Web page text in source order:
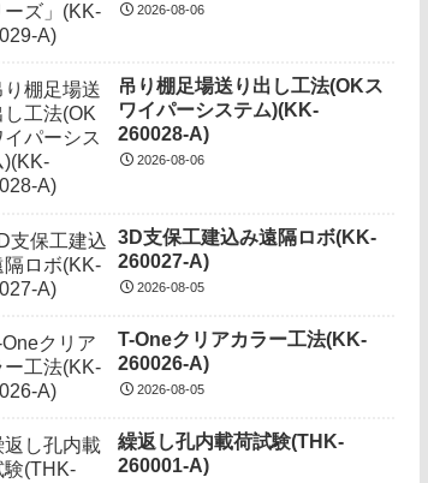
2026-08-06
吊り棚足場送り出し工法(OKス
ワイパーシステム)(KK-
260028-A)
2026-08-06
3D支保工建込み遠隔ロボ(KK-
260027-A)
2026-08-05
T-Oneクリアカラー工法(KK-
260026-A)
2026-08-05
繰返し孔内載荷試験(THK-
260001-A)